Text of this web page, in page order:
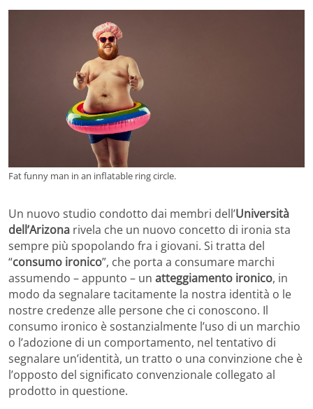
Fat funny man in an inflatable ring circle.
Un nuovo studio condotto dai membri dell’Università
dell’Arizona rivela che un nuovo concetto di ironia sta
sempre più spopolando fra i giovani. Si tratta del
“consumo ironico”, che porta a consumare marchi
assumendo – appunto – un atteggiamento ironico, in
modo da segnalare tacitamente la nostra identità o le
nostre credenze alle persone che ci conoscono. Il
consumo ironico è sostanzialmente l’uso di un marchio
o l’adozione di un comportamento, nel tentativo di
segnalare un’identità, un tratto o una convinzione che è
l’opposto del significato convenzionale collegato al
prodotto in questione.